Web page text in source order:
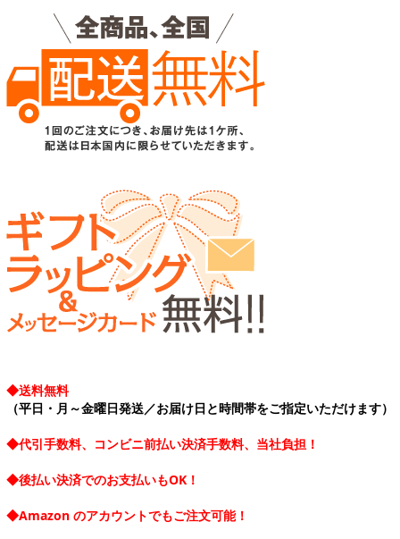
◆送料無料
（平日・月～金曜日発送／お届け日と時間帯をご指定いただけます）
◆代引手数料、コンビニ前払い決済手数料、当社負担！
◆後払い決済でのお支払いもOK！
◆Amazon のアカウントでもご注文可能！